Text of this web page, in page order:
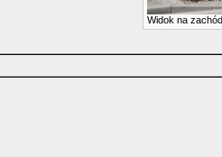
Widok na